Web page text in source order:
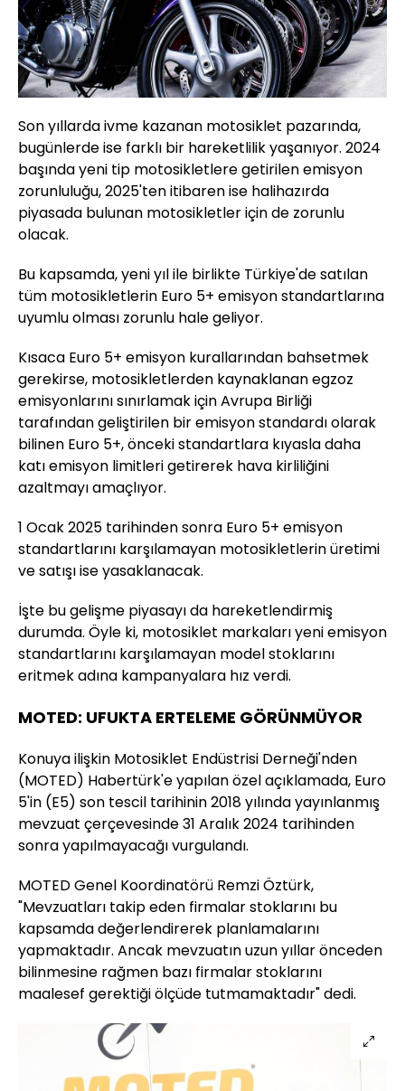
Son yıllarda ivme kazanan motosiklet pazarında,
bugünlerde ise farklı bir hareketlilik yaşanıyor. 2024
başında yeni tip motosikletlere getirilen emisyon
zorunluluğu, 2025'ten itibaren ise halihazırda
piyasada bulunan motosikletler için de zorunlu
olacak.
Bu kapsamda, yeni yıl ile birlikte Türkiye'de satılan
tüm motosikletlerin Euro 5+ emisyon standartlarına
uyumlu olması zorunlu hale geliyor.
Kısaca Euro 5+ emisyon kurallarından bahsetmek
gerekirse, motosikletlerden kaynaklanan egzoz
emisyonlarını sınırlamak için Avrupa Birliği
tarafından geliştirilen bir emisyon standardı olarak
bilinen Euro 5+, önceki standartlara kıyasla daha
katı emisyon limitleri getirerek hava kirliliğini
azaltmayı amaçlıyor.
1 Ocak 2025 tarihinden sonra Euro 5+ emisyon
standartlarını karşılamayan motosikletlerin üretimi
ve satışı ise yasaklanacak.
İşte bu gelişme piyasayı da hareketlendirmiş
durumda. Öyle ki, motosiklet markaları yeni emisyon
standartlarını karşılamayan model stoklarını
eritmek adına kampanyalara hız verdi.
MOTED: UFUKTA ERTELEME GÖRÜNMÜYOR
Konuya ilişkin Motosiklet Endüstrisi Derneği'nden
(MOTED) Habertürk'e yapılan özel açıklamada, Euro
5'in (E5) son tescil tarihinin 2018 yılında yayınlanmış
mevzuat çerçevesinde 31 Aralık 2024 tarihinden
sonra yapılmayacağı vurgulandı.
MOTED Genel Koordinatörü Remzi Öztürk,
"Mevzuatları takip eden firmalar stoklarını bu
kapsamda değerlendirerek planlamalarını
yapmaktadır. Ancak mevzuatın uzun yıllar önceden
bilinmesine rağmen bazı firmalar stoklarını
maalesef gerektiği ölçüde tutmamaktadır" dedi.